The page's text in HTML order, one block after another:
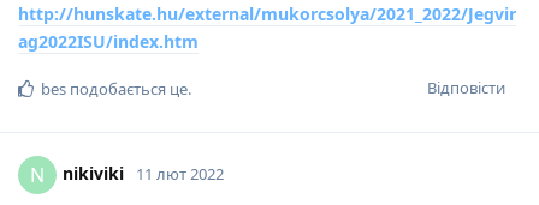
http://hunskate.hu/external/mukorcsolya/2021_2022/Jegvir
ag2022ISU/index.htm
Відповісти
bes подобається це.
N nikiviki 11 лют 2022